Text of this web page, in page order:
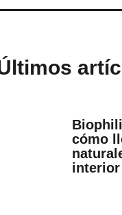
cómo
interior